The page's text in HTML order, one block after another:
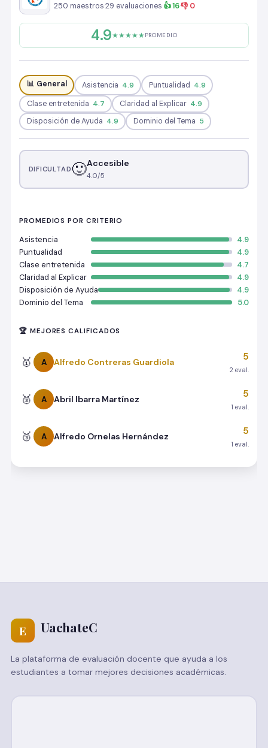
250 maestros·29 evaluaciones·👍 16·👎 0
4.9★★★★★PROMEDIO
📊 General Asistencia 4.9 Puntualidad 4.9
Clase entretenida 4.7 Claridad al Explicar 4.9
Disposición de Ayuda 4.9 Dominio del Tema 5
DIFICULTAD🙂Accesible
4.0/5
PROMEDIOS POR CRITERIO
Asistencia
4.9
Puntualidad
4.9
Clase entretenida
4.7
Claridad al Explicar
4.9
Disposición de Ayuda
4.9
Dominio del Tema
5.0
🏆 MEJORES CALIFICADOS
🥇 A Alfredo Contreras Guardiola 5
2 eval.
🥈 A Abril Ibarra Martínez 5
1 eval.
🥉 A Alfredo Ornelas Hernández 5
1 eval.
E UachateC
La plataforma de evaluación docente que ayuda a los
estudiantes a tomar mejores decisiones académicas.